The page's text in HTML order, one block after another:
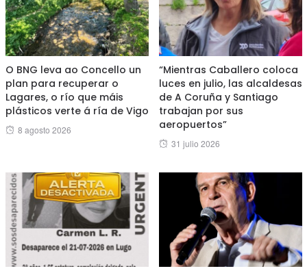
O BNG leva ao Concello un
plan para recuperar o
Lagares, o río que máis
plásticos verte á ría de Vigo
Posted
8 agosto 2026
“Mientras Caballero coloca
luces en julio, las alcaldesas
de A Coruña y Santiago
trabajan por sus
aeropuertos”
Posted
31 julio 2026